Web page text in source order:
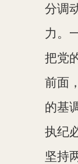
分调
力。
把党
前面
的基
执纪
坚持